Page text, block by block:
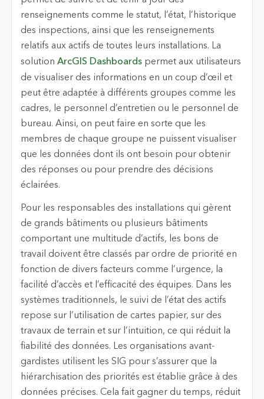
renseignements comme le statut, l’état, l’historique
des inspections, ainsi que les renseignements
relatifs aux actifs de toutes leurs installations. La
solution ArcGIS Dashboardspermet aux utilisateurs
de visualiser des informations en un coup d’œil et
peut être adaptée à différents groupes comme les
cadres, le personnel d’entretien ou le personnel de
bureau. Ainsi, on peut faire en sorte que les
membres de chaque groupe ne puissent visualiser
que les données dont ils ont besoin pour obtenir
des réponses ou pour prendre des décisions
éclairées.
Pour les responsables des installations qui gèrent
de grands bâtiments ou plusieurs bâtiments
comportant une multitude d’actifs, les bons de
travail doivent être classés par ordre de priorité en
fonction de divers facteurs comme l’urgence, la
facilité d’accès et l’efficacité des équipes. Dans les
systèmes traditionnels, le suivi de l’état des actifs
repose sur l’utilisation de cartes papier, sur des
travaux de terrain et sur l’intuition, ce qui réduit la
fiabilité des données. Les organisations avant-
gardistes utilisent les SIG pour s’assurer que la
hiérarchisation des priorités est établie grâce à des
données précises. Cela fait gagner du temps, réduit